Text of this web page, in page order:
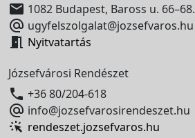
 1082 Budapest, Baross u. 66–68.
 ugyfelszolgalat@jozsefvaros.hu
 Nyitvatartás
Józsefvárosi Rendészet
 +36 80/204-618
 info@jozsefvarosirendeszet.hu
rendeszet.jozsefvaros.hu